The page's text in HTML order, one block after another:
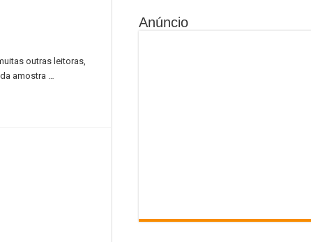
outras leitoras,
amostra …
Anúncio